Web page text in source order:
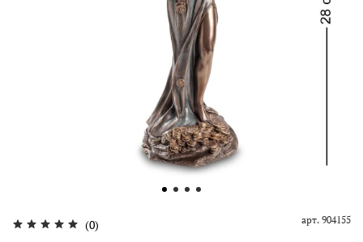
(0) арт. 904155